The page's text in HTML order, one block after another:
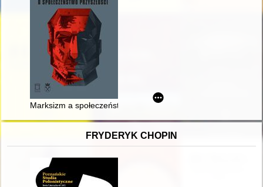
Marksizm a społeczeństwo przyszłości : wybór pism
FRYDERYK CHOPIN